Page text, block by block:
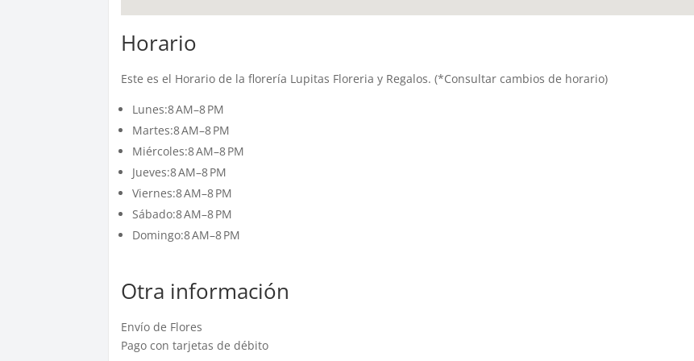
Horario
Este es el Horario de la florería Lupitas Floreria y Regalos. (*Consultar cambios de horario)
Lunes:8 AM–8 PM
Martes:8 AM–8 PM
Miércoles:8 AM–8 PM
Jueves:8 AM–8 PM
Viernes:8 AM–8 PM
Sábado:8 AM–8 PM
Domingo:8 AM–8 PM
Otra información
Envío de Flores
Pago con tarjetas de débito